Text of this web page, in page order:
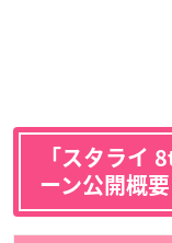
「スタライ
ーン公開概要